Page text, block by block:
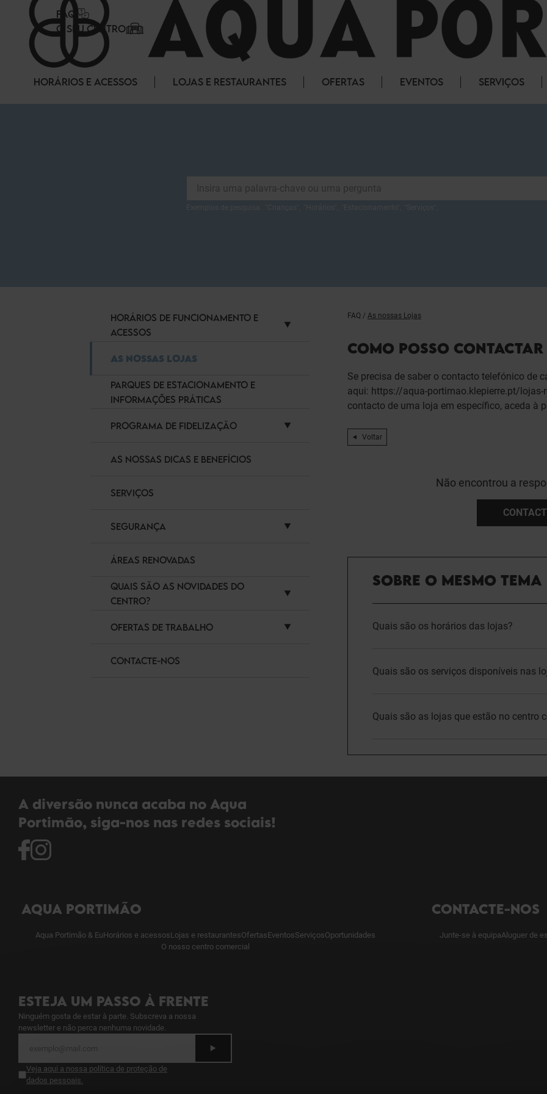
FAQ
O SEU CENTRO
HORÁRIOS E ACESSOS LOJAS E RESTAURANTES OFERTAS EVENTOS SERVIÇOS
HORÁRIOS DE FUNCIONAMENTO E
ACESSOS
AS NOSSAS LOJAS
PARQUES DE ESTACIONAMENTO E
INFORMAÇÕES PRÁTICAS
PROGRAMA DE FIDELIZAÇÃO
AS NOSSAS DICAS E BENEFÍCIOS
SERVIÇOS
SEGURANÇA
ÁREAS RENOVADAS
QUAIS SÃO AS NOVIDADES DO
CENTRO?
OFERTAS DE TRABALHO
CONTACTE-NOS
FAQ / As nossas Lojas
COMO POSSO
Se precisa de saber o contacto telefónico de
aqui: https://aqua-portimao.klepierre.pt/lojas-
contacto de uma loja em específico, aceda à
Voltar
Não encontrou a
SOBRE O MESMO TEMA
Quais são os horários das lojas?
Quais são os serviços disponíveis nas
Quais são as lojas que estão no centro
A diversão nunca acaba no Aqua
Portimão, siga-nos nas redes sociais!
AQUA PORTIMÃO
Aqua Portimão & EuHorários e acessosLojas e restaurantesOfertasEventosServiçosOportunidades
O nosso centro comercial
CONTACTE-NOS
Junte-se à equipaAluguer de
ESTEJA UM PASSO À FRENTE
Ninguém gosta de estar à parte. Subscreva a nossa
newsletter e não perca nenhuma novidade.
Veja aqui a nossa política de proteção de
dados pessoais.
Painel de Gerenciamento de Cookies